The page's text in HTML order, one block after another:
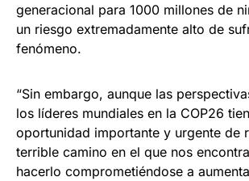
generacional para 1000 millones de
un riesgo extremadamente alto de
fenómeno.
“Sin embargo, aunque las
los líderes mundiales en la COP26
oportunidad importante y urgente de
terrible camino en el que nos
hacerlo comprometiéndose a